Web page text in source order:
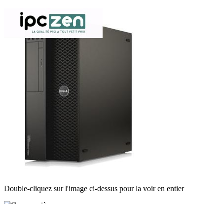
Double-cliquez sur l'image ci-dessus pour la voir en entier